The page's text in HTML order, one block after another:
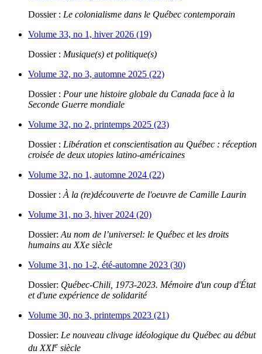
Dossier : Le colonialisme dans le Québec contemporain
Volume 33, no 1, hiver 2026 (19)
Dossier : Musique(s) et politique(s)
Volume 32, no 3, automne 2025 (22)
Dossier : Pour une histoire globale du Canada face à la
Seconde Guerre mondiale
Volume 32, no 2, printemps 2025 (23)
Dossier : Libération et conscientisation au Québec : réception
croisée de deux utopies latino-américaines
Volume 32, no 1, automne 2024 (22)
Dossier : À la (re)découverte de l'oeuvre de Camille Laurin
Volume 31, no 3, hiver 2024 (20)
Dossier: Au nom de l’universel: le Québec et les droits
humains au XXe siècle
Volume 31, no 1-2, été-automne 2023 (30)
Dossier: Québec-Chili, 1973-2023. Mémoire d'un coup d'État
et d'une expérience de solidarité
Volume 30, no 3, printemps 2023 (21)
Dossier: Le nouveau clivage idéologique du Québec au début
du XXIe siècle